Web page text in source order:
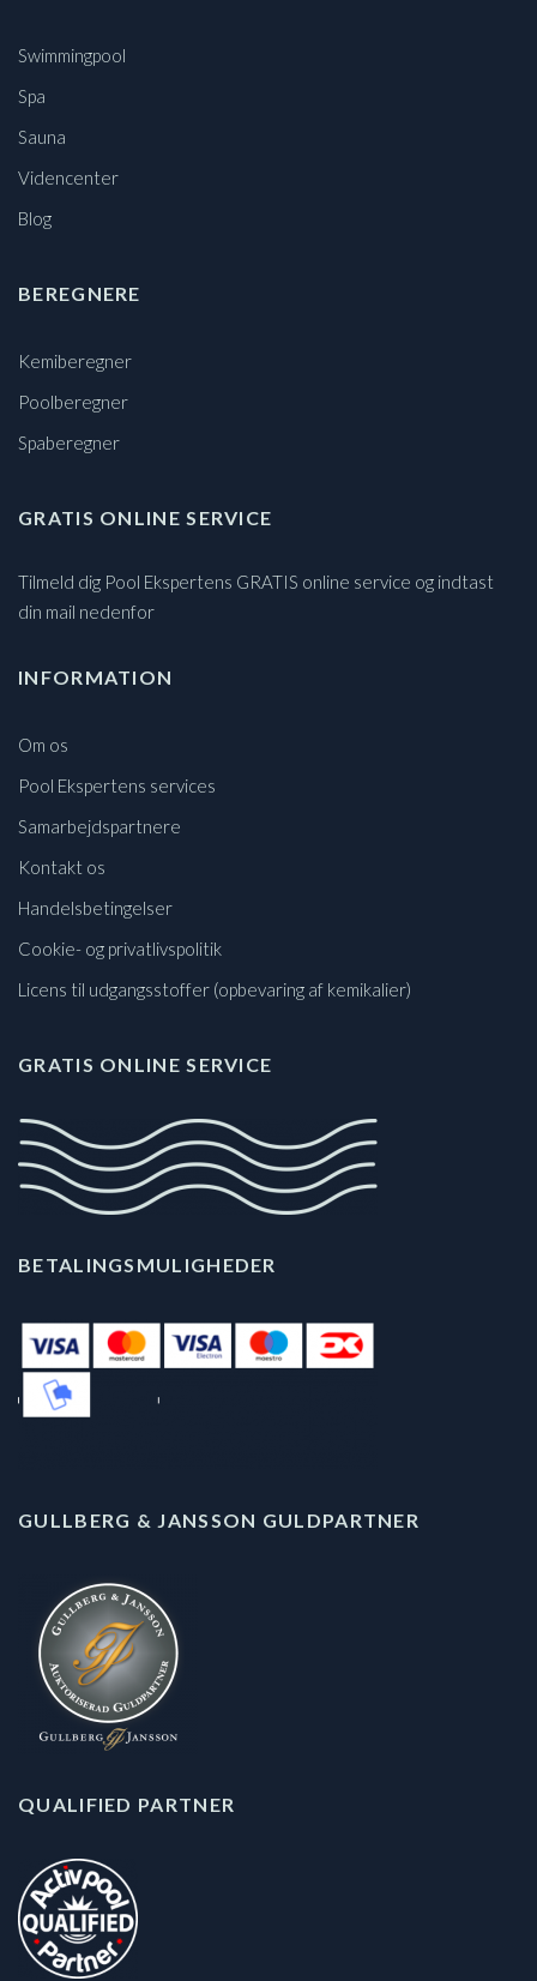
Swimmingpool
Spa
Sauna
Videncenter
Blog
BEREGNERE
Kemiberegner
Poolberegner
Spaberegner
GRATIS ONLINE SERVICE
Tilmeld dig Pool Ekspertens GRATIS online service og indtast
din mail nedenfor
INFORMATION
Om os
Pool Ekspertens services
Samarbejdspartnere
Kontakt os
Handelsbetingelser
Cookie- og privatlivspolitik
Licens til udgangsstoffer (opbevaring af kemikalier)
GRATIS ONLINE SERVICE
BETALINGSMULIGHEDER
GULLBERG & JANSSON GULDPARTNER
QUALIFIED PARTNER